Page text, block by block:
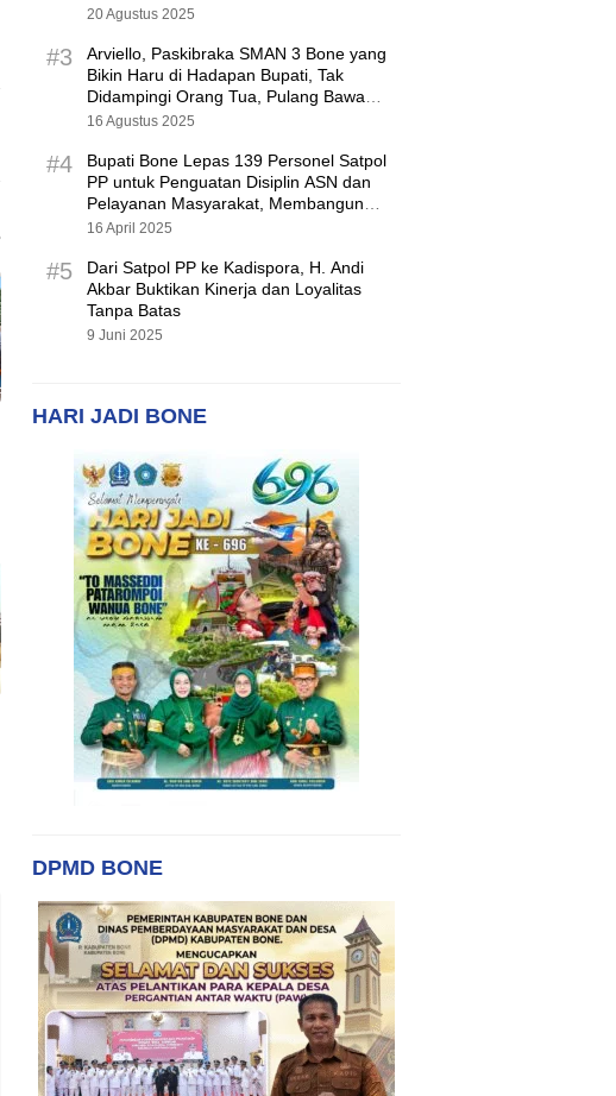
20 Agustus 2025
#3
Arviello, Paskibraka SMAN 3 Bone yang
Bikin Haru di Hadapan Bupati, Tak
Didampingi Orang Tua, Pulang Bawa
Hadiah Motor
16 Agustus 2025
#4
Bupati Bone Lepas 139 Personel Satpol
PP untuk Penguatan Disiplin ASN dan
Pelayanan Masyarakat, Membangun
Pemerintahan yang Tertib dan Melayani
16 April 2025
#5
Dari Satpol PP ke Kadispora, H. Andi
Akbar Buktikan Kinerja dan Loyalitas
Tanpa Batas
9 Juni 2025
HARI JADI BONE
DPMD BONE